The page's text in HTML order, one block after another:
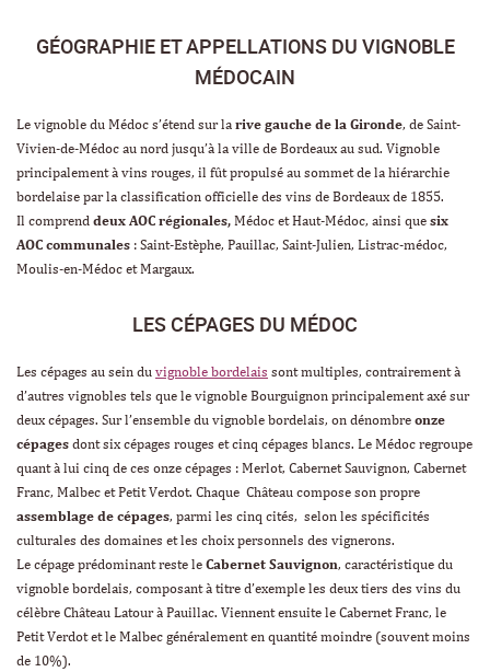
GÉOGRAPHIE ET APPELLATIONS DU VIGNOBLE
MÉDOCAIN
Le vignoble du Médoc s’étend sur la rive gauche de la Gironde, de Saint-
Vivien-de-Médoc au nord jusqu’à la ville de Bordeaux au sud. Vignoble
principalement à vins rouges, il fût propulsé au sommet de la hiérarchie
bordelaise par la classification officielle des vins de Bordeaux de 1855.
Il comprend deux AOC régionales, Médoc et Haut-Médoc, ainsi que six
AOC communales : Saint-Estèphe, Pauillac, Saint-Julien, Listrac-médoc,
Moulis-en-Médoc et Margaux.
LES CÉPAGES DU MÉDOC
Les cépages au sein du vignoble bordelais sont multiples, contrairement à
d’autres vignobles tels que le vignoble Bourguignon principalement axé sur
deux cépages. Sur l’ensemble du vignoble bordelais, on dénombre onze
cépages dont six cépages rouges et cinq cépages blancs. Le Médoc regroupe
quant à lui cinq de ces onze cépages : Merlot, Cabernet Sauvignon, Cabernet
Franc, Malbec et Petit Verdot. Chaque Château compose son propre
assemblage de cépages, parmi les cinq cités, selon les spécificités
culturales des domaines et les choix personnels des vignerons.
Le cépage prédominant reste le Cabernet Sauvignon, caractéristique du
vignoble bordelais, composant à titre d’exemple les deux tiers des vins du
célèbre Château Latour à Pauillac. Viennent ensuite le Cabernet Franc, le
Petit Verdot et le Malbec généralement en quantité moindre (souvent moins
de 10%).